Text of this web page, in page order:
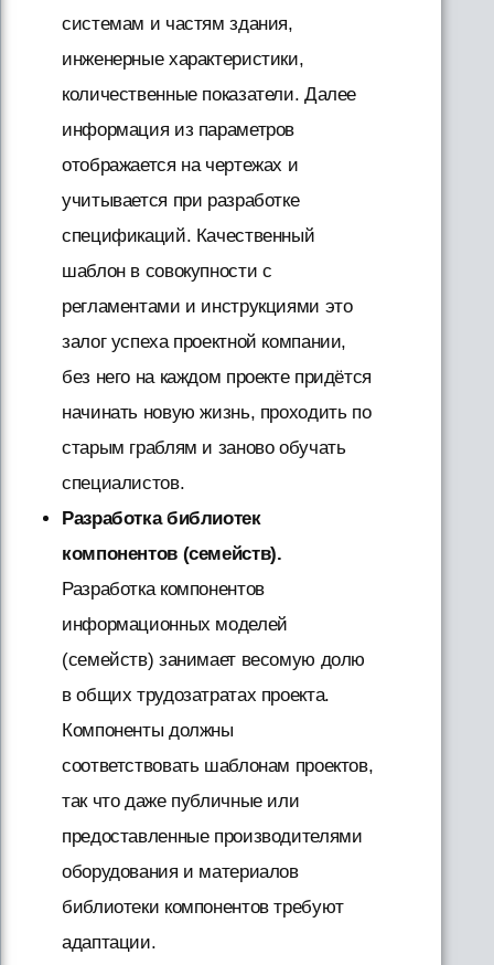
системам и частям здания,
инженерные характеристики,
количественные показатели. Далее
информация из параметров
отображается на чертежах и
учитывается при разработке
спецификаций. Качественный
шаблон в совокупности с
регламентами и инструкциями это
залог успеха проектной компании,
без него на каждом проекте придётся
начинать новую жизнь, проходить по
старым граблям и заново обучать
специалистов.
Разработка библиотек
компонентов (семейств).
Разработка компонентов
информационных моделей
(семейств) занимает весомую долю
в общих трудозатратах проекта.
Компоненты должны
соответствовать шаблонам проектов,
так что даже публичные или
предоставленные производителями
оборудования и материалов
библиотеки компонентов требуют
адаптации.